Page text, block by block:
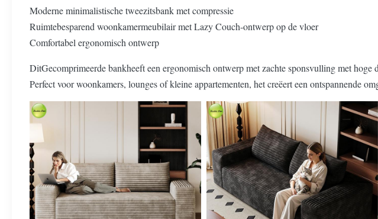
Moderne minimalistische tweezitsbank met compressie
Ruimtebesparend woonkamermeubilair met Lazy Couch-ontwerp op de vloer
Comfortabel ergonomisch ontwerp
DitGecomprimeerde bankheeft een ergonomisch ontwerp met zachte sponsvulling met
Perfect voor woonkamers, lounges of kleine appartementen, het creëert een ontspannende